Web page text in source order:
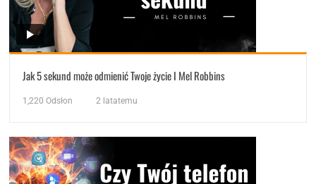
Jak 5 sekund może odmienić Twoje życie I Mel Robbins
1,220 Odsłon 2 latatemu